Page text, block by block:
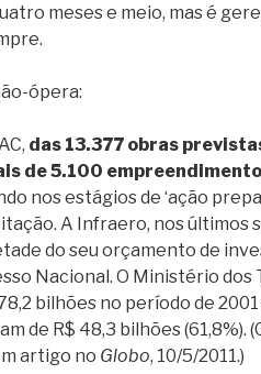
meses e meio, mas é
ópera:
das 13.377 obras
de 5.100
nos estágios de ‘ação
A Infraero, nos últimos
do seu orçamento de
Nacional. O Ministério
bilhões no período de 2001
de R$ 48,3 bilhões (61,8%).
artigo no Globo, 10/5/2011.)